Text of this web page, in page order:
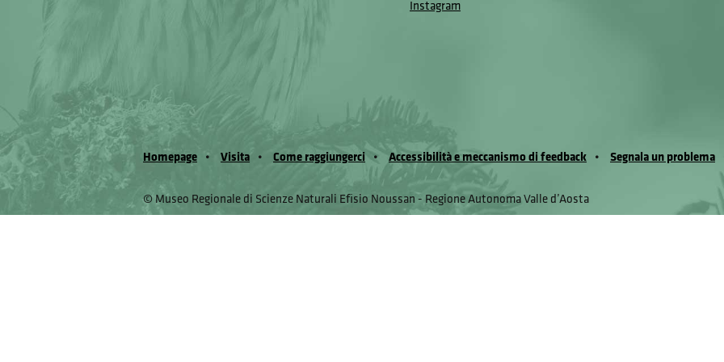
Instagram
Homepage Visita Come raggiungerci Accessibilità e meccanismo di feedback Segnala un problema
© Museo Regionale di Scienze Naturali Eﬁsio Noussan - Regione Autonoma Valle d’Aosta